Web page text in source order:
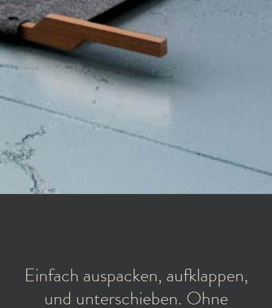
Einfach auspacken, aufklappen,
und unterschieben. Ohne